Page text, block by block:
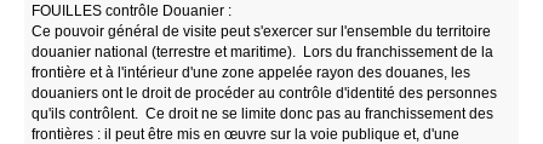
FOUILLES contrôle Douanier :
Ce pouvoir général de visite peut s'exercer sur l'ensemble du territoire
douanier national (terrestre et maritime). Lors du franchissement de la
frontière et à l'intérieur d'une zone appelée rayon des douanes, les
douaniers ont le droit de procéder au contrôle d'identité des personnes
qu'ils contrôlent. Ce droit ne se limite donc pas au franchissement des
frontières : il peut être mis en œuvre sur la voie publique et, d'une